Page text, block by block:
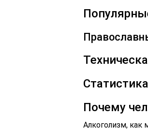
Статистика
Почему
Алкоголизм, как